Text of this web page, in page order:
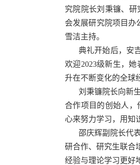
究院院长刘秉镰、
会发展研究院项目办
雪洁主持。
典礼开始后，安
欢迎2023级新生，
升在不断变化的全球
刘秉镰院长向新
合作项目的创始人
心来努力学习，用知
邵庆辉副院长代
研合作、研究生联合
经验与理论学习更好